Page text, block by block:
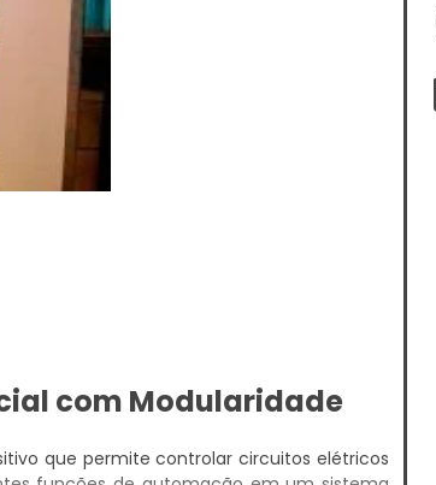
com Modularidade
que permite controlar circuitos elétricos